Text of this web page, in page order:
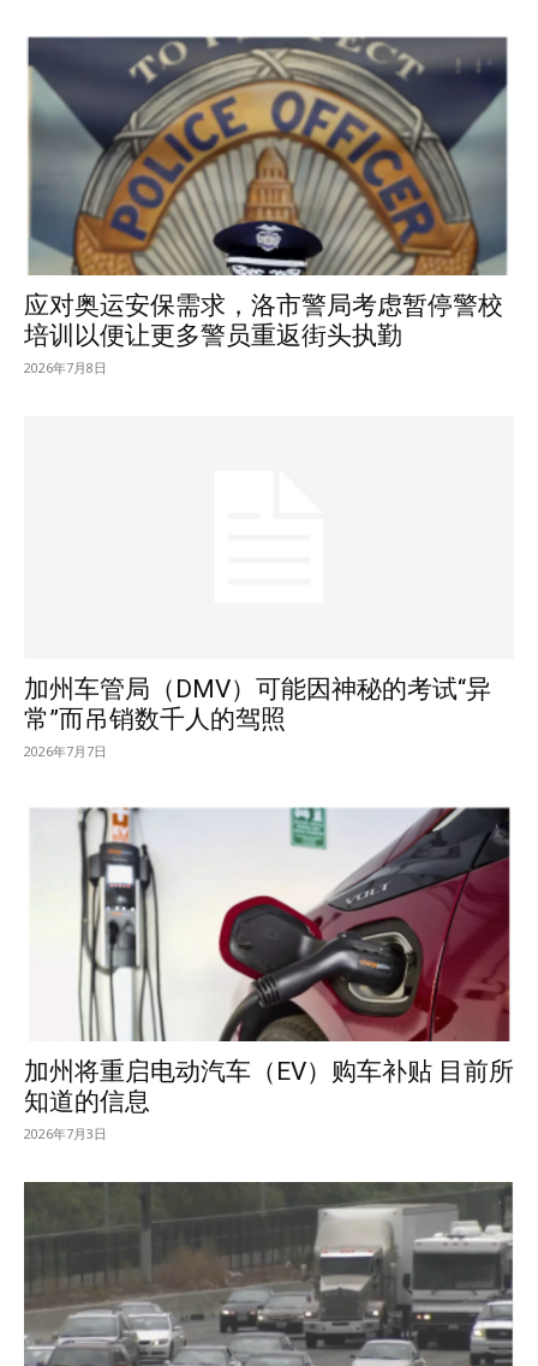
应对奥运安保需求，洛市警局考虑暂停警校
培训以便让更多警员重返街头执勤
2026年7月8日
加州车管局（DMV）可能因神秘的考试“异
常”而吊销数千人的驾照
2026年7月7日
加州将重启电动汽车（EV）购车补贴 目前所
知道的信息
2026年7月3日